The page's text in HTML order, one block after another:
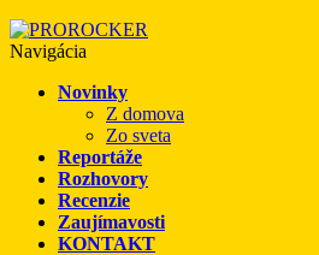
Navigácia
Novinky
Z domova
Zo sveta
Reportáže
Rozhovory
Recenzie
Zaujímavosti
KONTAKT